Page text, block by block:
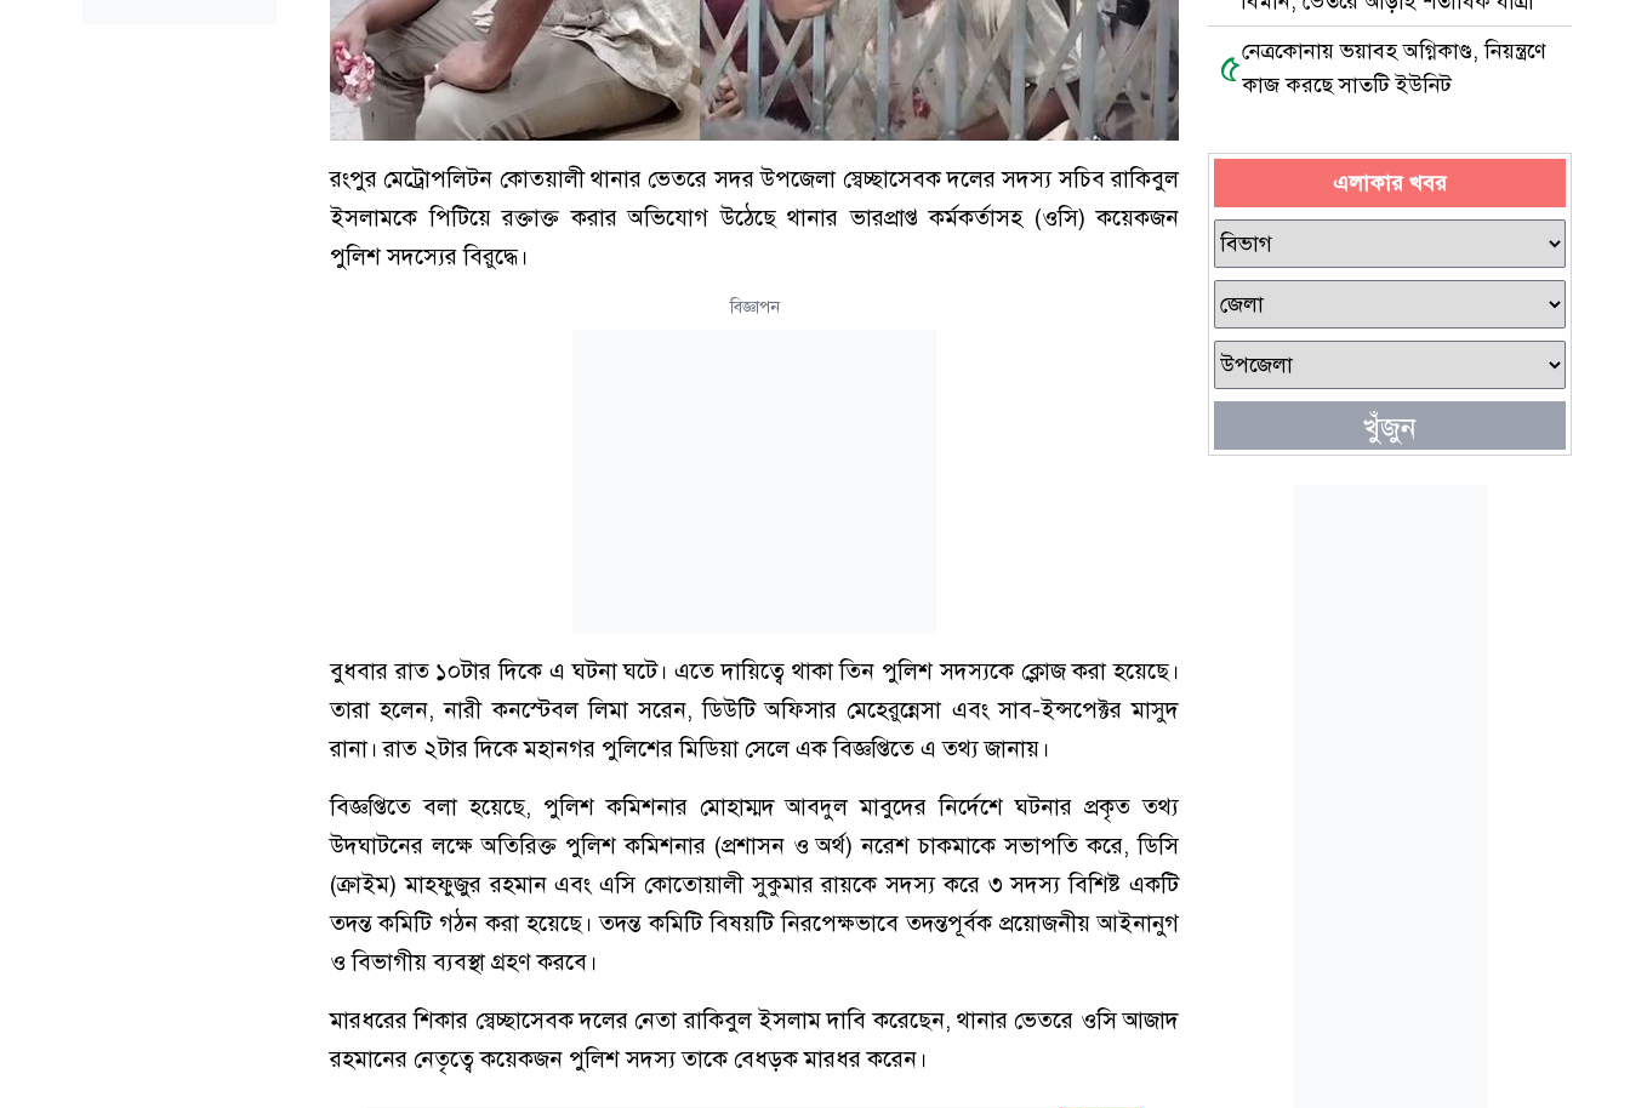
রংপুর মেট্রোপলিটন কোতয়ালী থানার ভেতরে সদর উপজেলা স্বেচ্ছাসেবক দলের সদস্য সচিব রাকিবুল
ইসলামকে পিটিয়ে রক্তাক্ত করার অভিযোগ উঠেছে থানার ভারপ্রাপ্ত কর্মকর্তাসহ (ওসি) কয়েকজন
পুলিশ সদস্যের বিরুদ্ধে।
বিজ্ঞাপন
বুধবার রাত ১০টার দিকে এ ঘটনা ঘটে। এতে দায়িত্বে থাকা তিন পুলিশ সদস্যকে ক্লোজ করা হয়েছে।
তারা হলেন, নারী কনস্টেবল লিমা সরেন, ডিউটি অফিসার মেহেরুন্নেসা এবং সাব-ইন্সপেক্টর মাসুদ
রানা। রাত ২টার দিকে মহানগর পুলিশের মিডিয়া সেলে এক বিজ্ঞপ্তিতে এ তথ্য জানায়।
বিজ্ঞপ্তিতে বলা হয়েছে, পুলিশ কমিশনার মোহাম্মদ আবদুল মাবুদের নির্দেশে ঘটনার প্রকৃত তথ্য
উদঘাটনের লক্ষে অতিরিক্ত পুলিশ কমিশনার (প্রশাসন ও অর্থ) নরেশ চাকমাকে সভাপতি করে, ডিসি
(ক্রাইম) মাহফুজুর রহমান এবং এসি কোতোয়ালী সুকুমার রায়কে সদস্য করে ৩ সদস্য বিশিষ্ট একটি
তদন্ত কমিটি গঠন করা হয়েছে। তদন্ত কমিটি বিষয়টি নিরপেক্ষভাবে তদন্তপূর্বক প্রয়োজনীয় আইনানুগ
ও বিভাগীয় ব্যবস্থা গ্রহণ করবে।
মারধরের শিকার স্বেচ্ছাসেবক দলের নেতা রাকিবুল ইসলাম দাবি করেছেন, থানার ভেতরে ওসি আজাদ
রহমানের নেতৃত্বে কয়েকজন পুলিশ সদস্য তাকে বেধড়ক মারধর করেন।
৫নেত্রকোনায় ভয়াবহ অগ্নিকাণ্ড, নিয়ন্ত্রণে
কাজ করছে সাতটি ইউনিট
এলাকার খবর
খুঁজুন